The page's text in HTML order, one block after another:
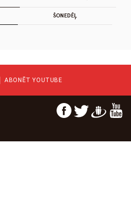
ŠONEDĒĻ
ABONĒT YOUTUBE